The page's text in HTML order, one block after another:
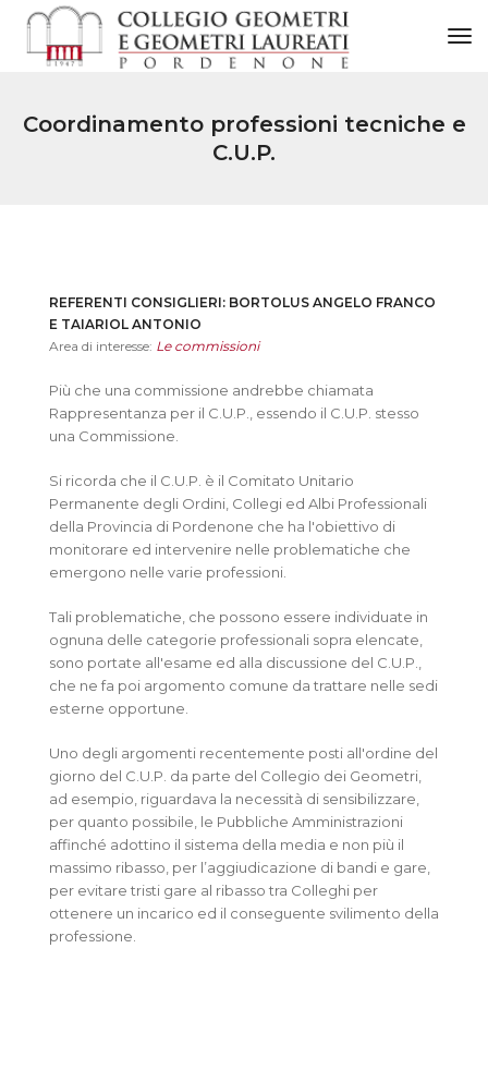
Coordinamento professioni tecniche e
C.U.P.
REFERENTI CONSIGLIERI: BORTOLUS ANGELO FRANCO
E TAIARIOL ANTONIO
Area di interesse: Le commissioni
Più che una commissione andrebbe chiamata
Rappresentanza per il C.U.P., essendo il C.U.P. stesso
una Commissione.
Si ricorda che il C.U.P. è il Comitato Unitario
Permanente degli Ordini, Collegi ed Albi Professionali
della Provincia di Pordenone che ha l'obiettivo di
monitorare ed intervenire nelle problematiche che
emergono nelle varie professioni.
Tali problematiche, che possono essere individuate in
ognuna delle categorie professionali sopra elencate,
sono portate all'esame ed alla discussione del C.U.P.,
che ne fa poi argomento comune da trattare nelle sedi
esterne opportune.
Uno degli argomenti recentemente posti all'ordine del
giorno del C.U.P. da parte del Collegio dei Geometri,
ad esempio, riguardava la necessità di sensibilizzare,
per quanto possibile, le Pubbliche Amministrazioni
affinché adottino il sistema della media e non più il
massimo ribasso, per l’aggiudicazione di bandi e gare,
per evitare tristi gare al ribasso tra Colleghi per
ottenere un incarico ed il conseguente svilimento della
professione.